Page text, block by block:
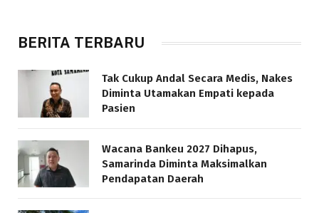
BERITA TERBARU
Tak Cukup Andal Secara Medis, Nakes
Diminta Utamakan Empati kepada
Pasien
Wacana Bankeu 2027 Dihapus,
Samarinda Diminta Maksimalkan
Pendapatan Daerah